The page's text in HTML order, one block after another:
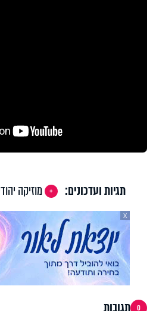
תגיות ועדכונים: מוזיקה
X
0